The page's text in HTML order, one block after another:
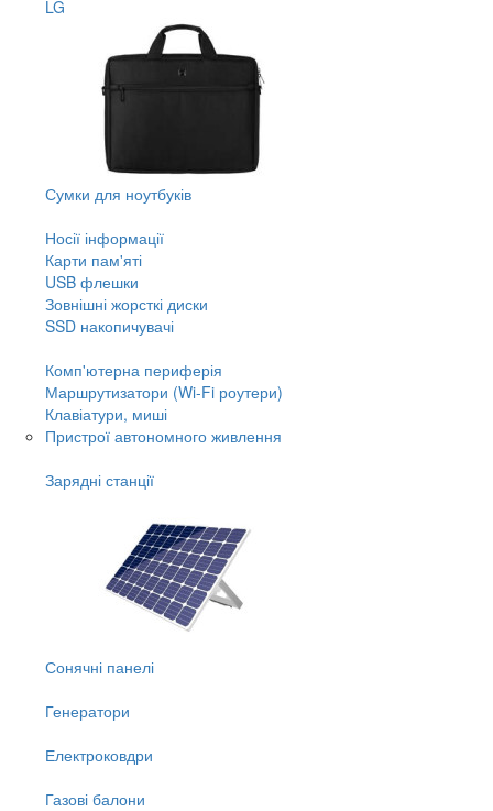
LG
Сумки для ноутбуків
Носії інформації
Карти пам'яті
USB флешки
Зовнішні жорсткі диски
SSD накопичувачі
Комп'ютерна периферія
Маршрутизатори (Wi-Fi роутери)
Клавіатури, миші
Пристрої автономного живлення
Зарядні станції
Сонячні панелі
Генератори
Електроковдри
Газові балони